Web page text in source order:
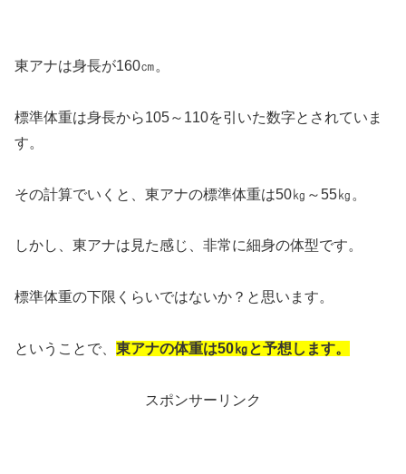
東アナは身長が160㎝。
標準体重は身長から105～110を引いた数字とされていま
す。
その計算でいくと、東アナの標準体重は50㎏～55㎏。
しかし、東アナは見た感じ、非常に細身の体型です。
標準体重の下限くらいではないか？と思います。
ということで、 東アナの体重は50㎏と予想します。
スポンサーリンク